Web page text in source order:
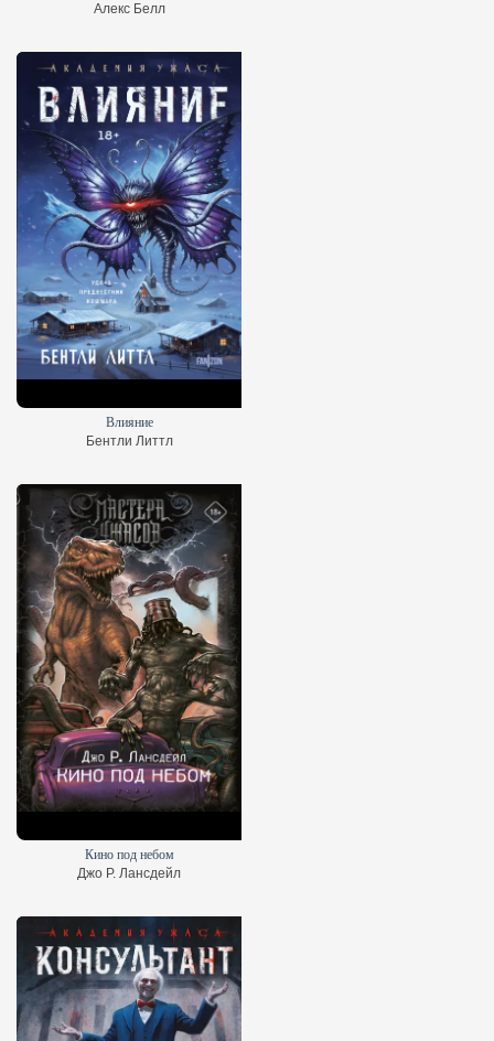
Алекс Белл
Влияние
Бентли Литтл
Кино под небом
Джо Р. Лансдейл